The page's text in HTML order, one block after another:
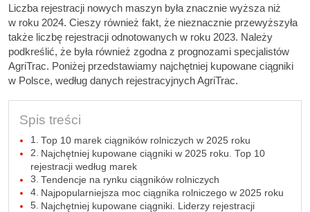
Liczba rejestracji nowych maszyn była znacznie wyższa niż
w roku 2024. Cieszy również fakt, że nieznacznie przewyższyła
także liczbę rejestracji odnotowanych w roku 2023. Należy
podkreślić, że była również zgodna z prognozami specjalistów
AgriTrac. Poniżej przedstawiamy najchętniej kupowane ciągniki
w Polsce, według danych rejestracyjnych AgriTrac.
Spis treści
Top 10 marek ciągników rolniczych w 2025 roku
Najchętniej kupowane ciągniki w 2025 roku. Top 10
rejestracji według marek
Tendencje na rynku ciągników rolniczych
Najpopularniejsza moc ciągnika rolniczego w 2025 roku
Najchętniej kupowane ciągniki. Liderzy rejestracji